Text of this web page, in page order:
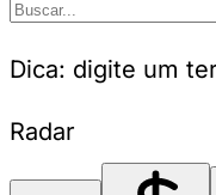
Dica: digite um
Radar